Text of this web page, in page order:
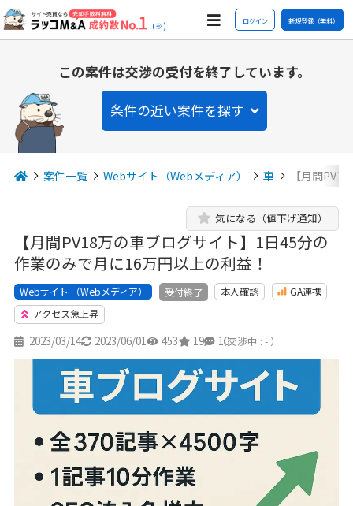
(※) ログイン 新規登録（無料）
この案件は交渉の受付を終了しています。
条件の近い案件を探す
案件一覧 Webサイト（Webメディア） 車 【月間
【月間PV18万の車ブログサイト】1日45分の
作業のみで月に16万円以上の利益！
気になる（値下げ通知）
Webサイト （Webメディア） 受付終了 本人確認
GA連携
アクセス急上昇
2023/03/14 2023/06/01 453 19 10
（交渉中 : - ）